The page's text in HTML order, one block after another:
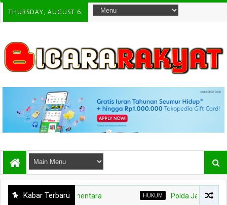
THURSDAY, AUGUST 6.
Kabar Terbaru
Ditutup Sementara Polda Jatim Bongkar